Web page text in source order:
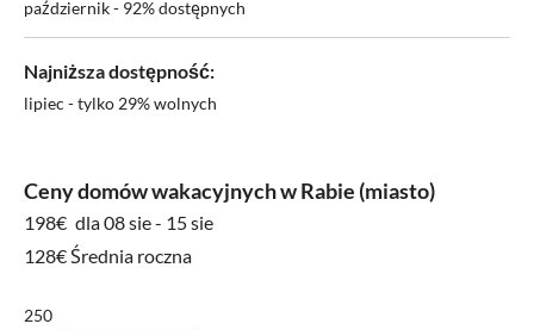
październik - 92% dostępnych
Najniższa dostępność:
lipiec - tylko 29% wolnych
Ceny domów wakacyjnych w Rabie (miasto)
198€ dla 08 sie - 15 sie
128€ Średnia roczna
250